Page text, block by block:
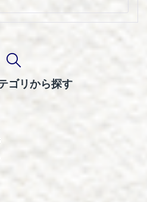
ゴリから探す